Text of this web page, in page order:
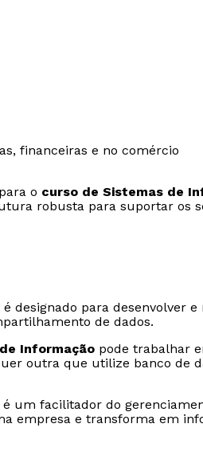
financeiras e no comércio
o curso de Sistemas de
robusta para suportar os
é designado para desenvolver e
de dados.
Informação pode trabalhar
outra que utilize banco de
é um facilitador do
empresa e transforma em
Rápido e fácil
WhatsApp
ou
Rápido e fácil
WhatsApp
ou